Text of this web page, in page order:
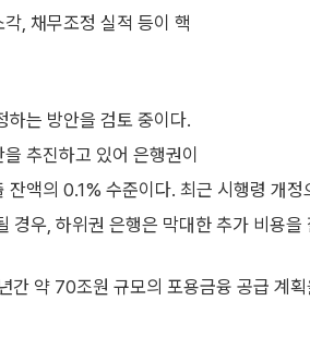
, 채무조정 실적 등이 핵
하는 방안을 검토 중이다.
추진하고 있어 은행권이
액의 0.1% 수준이다. 최근 시행령 개정
경우, 하위권 은행은 막대한 추가 비용을
간 약 70조원 규모의 포용금융 공급 계